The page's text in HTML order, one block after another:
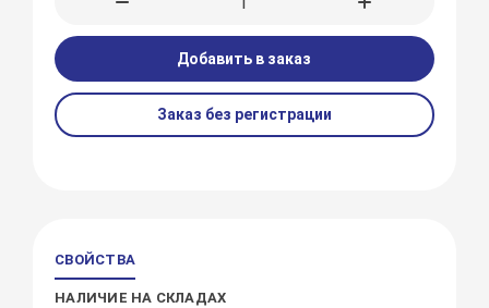
Добавить в заказ
Заказ без регистрации
СВОЙСТВА
НАЛИЧИЕ НА СКЛАДАХ